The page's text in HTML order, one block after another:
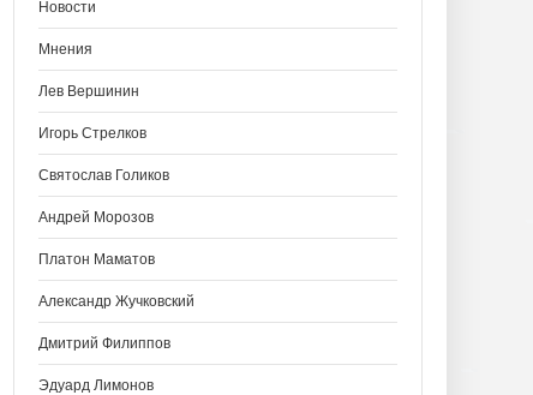
Новости
Мнения
Лев Вершинин
Игорь Стрелков
Святослав Голиков
Андрей Морозов
Платон Маматов
Александр Жучковский
Дмитрий Филиппов
Эдуард Лимонов